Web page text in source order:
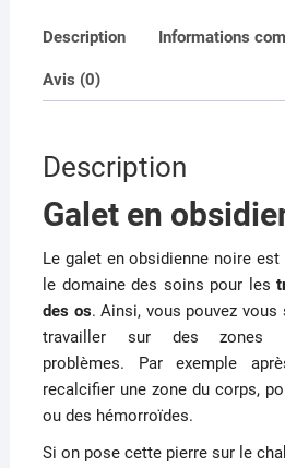
c
e
b
o
k
st
d
n
ai ta
er
Description Informations
Avis (0)
Description
Galet en
Le galet en obsidienne noire
le domaine des soins pour les
des os. Ainsi, vous pouvez
travailler sur des zones
problèmes. Par exemple
recalcifier une zone du corps,
ou des hémorroïdes.
Si on pose cette pierre sur le